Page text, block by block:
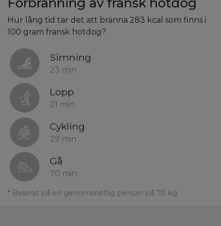
Hur lång tid tar det att bränna 283 kcal som finns i
100 gram fransk hotdog?
Simning
23 min
Lopp
21 min
Cykling
29 min
Gå
70 min
* Baserat på en genomsnittlig person på 70 kg.